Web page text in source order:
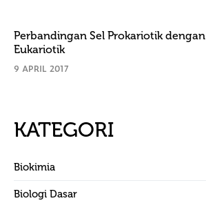
Perbandingan Sel Prokariotik dengan
Eukariotik
9 APRIL 2017
KATEGORI
Biokimia
Biologi Dasar